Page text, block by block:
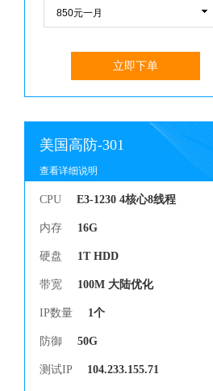
立即下单
美国高防-301
查看详细说明
CPU E3-1230 4核心8线程
内存 16G
硬盘 1T HDD
带宽 100M 大陆优化
IP数量 1个
防御 50G
测试IP 104.233.155.71